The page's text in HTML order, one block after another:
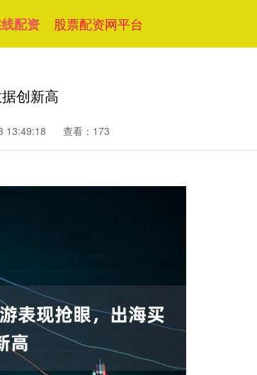
配资 股票配资网平台
创新高
13:49:18 查看：173